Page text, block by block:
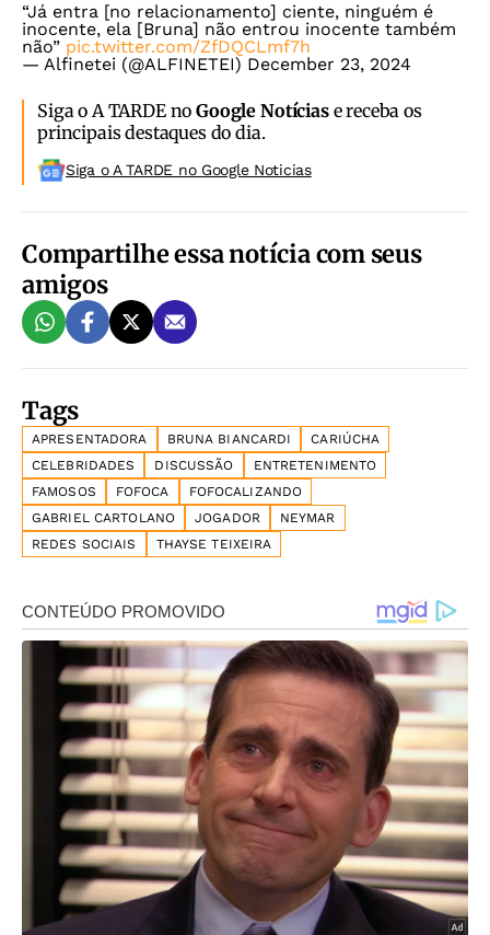
“Já entra [no relacionamento] ciente, ninguém é
inocente, ela [Bruna] não entrou inocente também
não” pic.twitter.com/ZfDQCLmf7h
— Alfinetei (@ALFINETEI) December 23, 2024
Siga o A TARDE noGoogle Notíciase receba os
principais destaques do dia.
Siga o A TARDE no Google Noticias
Compartilhe essa notícia com seus
amigos
Tags
APRESENTADORA BRUNA BIANCARDI
CARIÚCHA
CELEBRIDADES
DISCUSSÃO
ENTRETENIMENTO
FAMOSOS
FOFOCA
FOFOCALIZANDO
GABRIEL CARTOLANO
JOGADOR
NEYMAR
REDES SOCIAIS
THAYSE TEIXEIRA